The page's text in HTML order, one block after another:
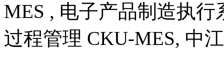
MES , 电子产品制造执行
过程管理 CKU-MES, 中